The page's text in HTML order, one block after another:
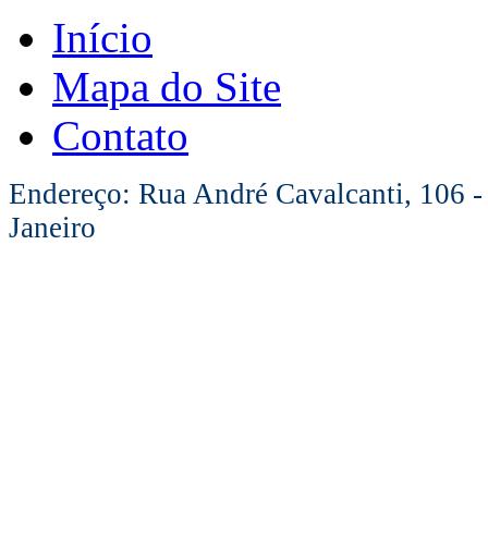
Início
Mapa do Site
Contato
Endereço: Rua André Cavalcanti, 106
Janeiro